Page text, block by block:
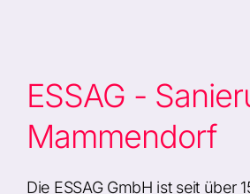
ESSAG -
Mammendorf
Die ESSAG GmbH ist seit